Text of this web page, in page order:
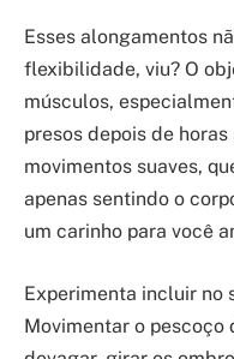
Esses alongamentos
flexibilidade, viu? O
músculos,
presos depois de
movimentos suaves,
apenas sentindo o
um carinho para você
Experimenta incluir no
Movimentar o pescoço